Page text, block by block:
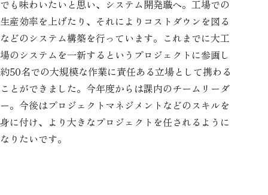
でも味わいたいと思い、システム開発職へ。工場での
生産効率を上げたり、それによりコストダウンを図る
などのシステム構築を行っています。これまでに大工
場のシステムを一新するというプロジェクトに参画し
約50名での大規模な作業に責任ある立場として携わる
ことができました。今年度からは課内のチームリーダ
ー。今後はプロジェクトマネジメントなどのスキルを
身に付け、より大きなプロジェクトを任されるように
なりたいです。